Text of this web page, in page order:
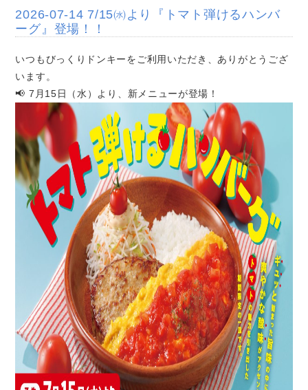
2026-07-14 7/15㈬より『トマト弾けるハンバ
ーグ』登場！！
いつもびっくりドンキーをご利用いただき、ありがとうござ
います。
📢 7月15日（水）より、新メニューが登場！